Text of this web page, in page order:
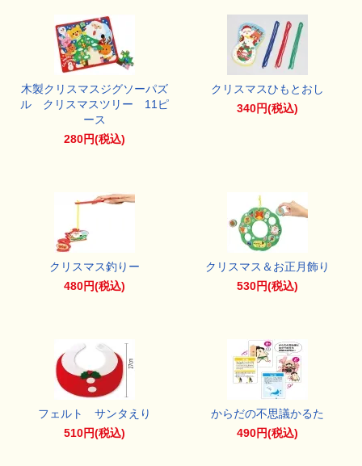
木製クリスマスジグソーパズ
ル クリスマスツリー 11ピ
ース
280円(税込)
クリスマスひもとおし
340円(税込)
クリスマス釣りー
480円(税込)
クリスマス＆お正月飾り
530円(税込)
フェルト サンタえり
510円(税込)
からだの不思議かるた
490円(税込)